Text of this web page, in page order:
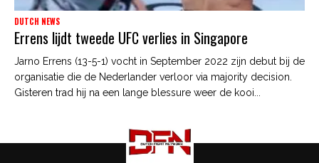
DUTCH NEWS
Errens lijdt tweede UFC verlies in Singapore
Jarno Errens (13-5-1) vocht in September 2022 zijn debut bij de
organisatie die de Nederlander verloor via majority decision.
Gisteren trad hij na een lange blessure weer de kooi...